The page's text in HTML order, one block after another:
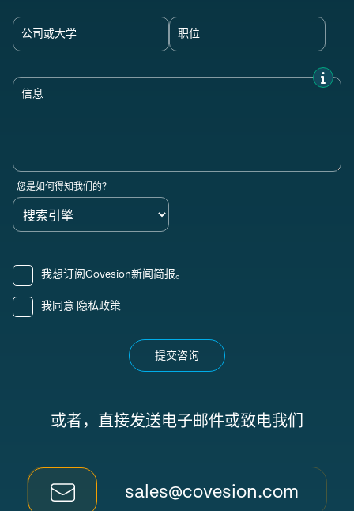
公司或大学 职位
信息
您是如何得知我们的？
我想订阅Covesion新闻简报。
我同意 隐私政策
提交咨询
或者，直接发送电子邮件或致电我们
sales@covesion.com